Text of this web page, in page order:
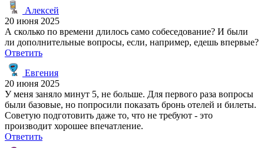
Алексей
20 июня 2025
А сколько по времени длилось само собеседование? И были
ли дополнительные вопросы, если, например, едешь впервые?
Ответить
Евгения
20 июня 2025
У меня заняло минут 5, не больше. Для первого раза вопросы
были базовые, но попросили показать бронь отелей и билеты.
Советую подготовить даже то, что не требуют - это
производит хорошее впечатление.
Ответить